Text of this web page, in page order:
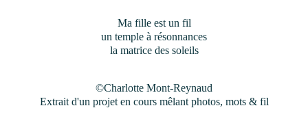
Ma fille est un fil
un temple à résonnances
la matrice des soleils
©Charlotte Mont-Reynaud
Extrait d'un projet en cours mêlant photos, mots & fil